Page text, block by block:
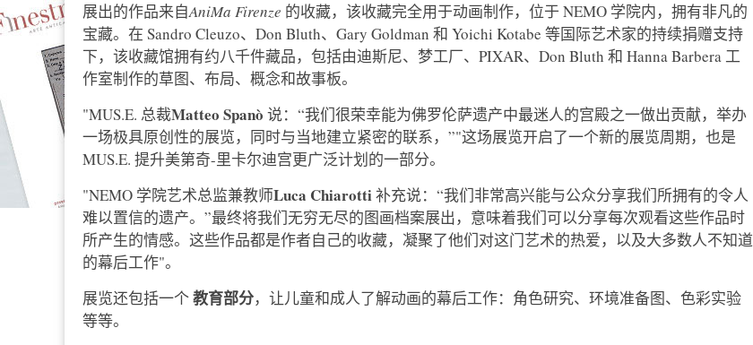
展出的作品来自AniMa Firenze 的收藏，该收藏完全用于动画制作，位于 NEMO 学院内，拥有非凡的
宝藏。在 Sandro Cleuzo、Don Bluth、Gary Goldman 和 Yoichi Kotabe 等国际艺术家的持续捐赠支持
下，该收藏馆拥有约八千件藏品，包括由迪斯尼、梦工厂、PIXAR、Don Bluth 和 Hanna Barbera 工
作室制作的草图、布局、概念和故事板。
"MUS.E. 总裁Matteo Spanò 说：“我们很荣幸能为佛罗伦萨遗产中最迷人的宫殿之一做出贡献，举办
一场极具原创性的展览，同时与当地建立紧密的联系，”"这场展览开启了一个新的展览周期，也是
MUS.E. 提升美第奇-里卡尔迪宫更广泛计划的一部分。
"NEMO 学院艺术总监兼教师Luca Chiarotti补充说：“我们非常高兴能与公众分享我们所拥有的令人
难以置信的遗产。”最终将我们无穷无尽的图画档案展出，意味着我们可以分享每次观看这些作品时
所产生的情感。这些作品都是作者自己的收藏，凝聚了他们对这门艺术的热爱，以及大多数人不知道
的幕后工作"。
展览还包括一个教育部分，让儿童和成人了解动画的幕后工作：角色研究、环境准备图、色彩实验
等等。